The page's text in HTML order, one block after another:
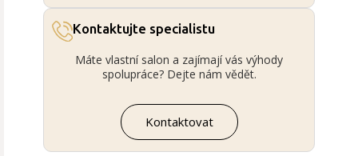
Kontaktujte specialistu
Máte vlastní salon a zajímají vás výhody
spolupráce? Dejte nám vědět.
Kontaktovat